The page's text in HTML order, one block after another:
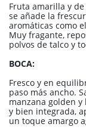
Fruta amarilla y
se añade la
aromáticas como
Muy fragante,
polvos de talco y
BOCA:
Fresco y en
paso más ancho.
manzana golden
y bien integrada,
un toque amargo